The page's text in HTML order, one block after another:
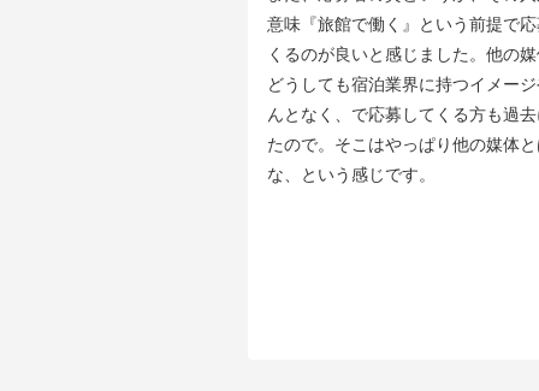
意味『旅館で働く』という前提で
くるのが良いと感じました。他の
どうしても宿泊業界に持つイメー
んとなく、で応募してくる方も過
たので。そこはやっぱり他の媒体
な、という感じです。